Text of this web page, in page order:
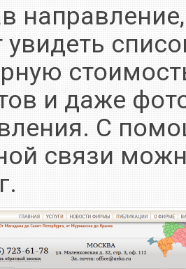
и даже
С
связи